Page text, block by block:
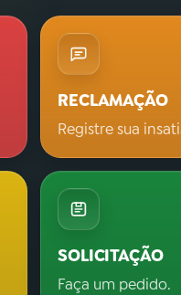
RECLAMAÇÃO
Registre sua
SOLICITAÇÃO
Faça um pedido.